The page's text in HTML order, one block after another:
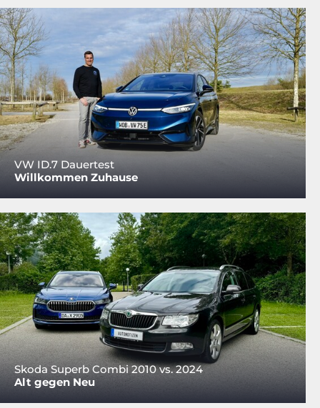
VW ID.7 Dauertest
Willkommen Zuhause
Skoda Superb Combi 2010 vs. 2024
Alt gegen Neu